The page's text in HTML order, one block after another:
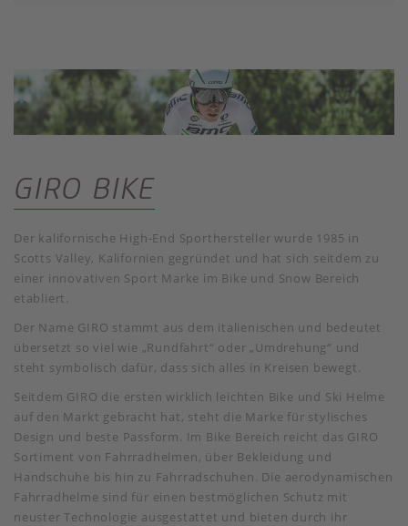
GIRO BIKE
Der kalifornische High-End Sporthersteller wurde 1985 in
Scotts Valley, Kalifornien gegründet und hat sich seitdem zu
einer innovativen Sport Marke im Bike und Snow Bereich
etabliert.
Der Name GIRO stammt aus dem italienischen und bedeutet
übersetzt so viel wie „Rundfahrt“ oder „Umdrehung“ und
steht symbolisch dafür, dass sich alles in Kreisen bewegt.
Seitdem GIRO die ersten wirklich leichten Bike und Ski Helme
auf den Markt gebracht hat, steht die Marke für stylisches
Design und beste Passform. Im Bike Bereich reicht das GIRO
Sortiment von Fahrradhelmen, über Bekleidung und
Handschuhe bis hin zu Fahrradschuhen. Die aerodynamischen
Fahrradhelme sind für einen bestmöglichen Schutz mit
neuster Technologie ausgestattet und bieten durch ihr